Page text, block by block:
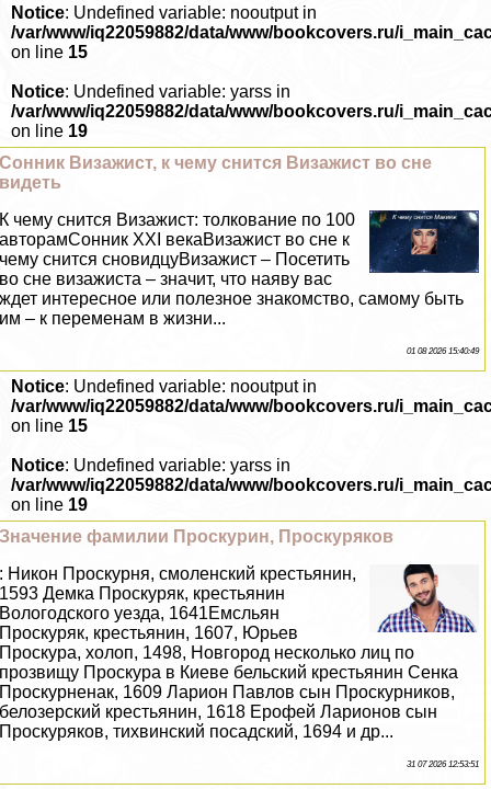
Notice: Undefined variable: nooutput in
/var/www/iq22059882/data/www/bookcovers.ru/
on line 15
Notice: Undefined variable: yarss in
/var/www/iq22059882/data/www/bookcovers.ru/
on line 19
Сонник Визажист, к чему снится Визажист во сне
видеть
К чему снится Визажист: толкование по 100
авторамСонник XXI векаВизажист во сне к
чему снится сновидцуВизажист – Посетить
во сне визажиста – значит, что наяву вас
ждет интересное или полезное знакомство, самому быть
им – к переменам в жизни...
01 08 2026 15:40:49
Notice: Undefined variable: nooutput in
/var/www/iq22059882/data/www/bookcovers.ru/
on line 15
Notice: Undefined variable: yarss in
/var/www/iq22059882/data/www/bookcovers.ru/
on line 19
Значение фамилии Проскурин, Проскуряков
: Никон Проскурня, смоленский крестьянин,
1593 Демка Проскуряк, крестьянин
Вологодского уезда, 1641Емсльян
Проскуряк, крестьянин, 1607, Юрьев
Проскура, холоп, 1498, Новгород несколько лиц по
прозвищу Проскура в Киеве бельский крестьянин Сенка
Проскурненак, 1609 Ларион Павлов сын Проскурников,
белозерский крестьянин, 1618 Ерофей Ларионов сын
Проскуряков, тихвинский посадский, 1694 и др...
31 07 2026 12:53:51